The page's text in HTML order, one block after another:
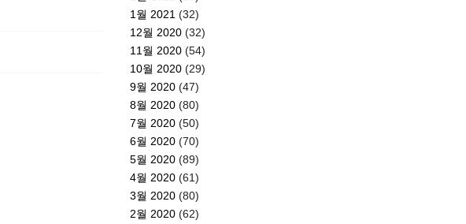
1월 2021 (32)
12월 2020 (32)
11월 2020 (54)
10월 2020 (29)
9월 2020 (47)
8월 2020 (80)
7월 2020 (50)
6월 2020 (70)
5월 2020 (89)
4월 2020 (61)
3월 2020 (80)
2월 2020 (62)